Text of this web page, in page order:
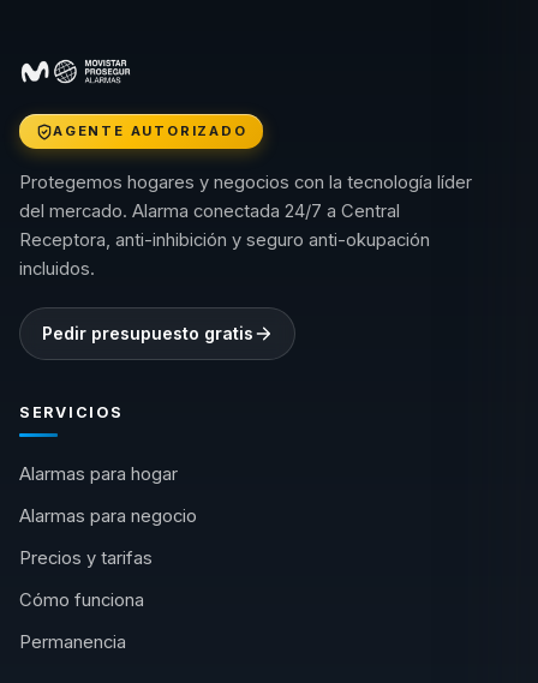
AGENTE AUTORIZADO
Protegemos hogares y negocios con la tecnología líder
del mercado. Alarma conectada 24/7 a Central
Receptora, anti-inhibición y seguro anti-okupación
incluidos.
Pedir presupuesto gratis
SERVICIOS
Alarmas para hogar
Alarmas para negocio
Precios y tarifas
Cómo funciona
Permanencia